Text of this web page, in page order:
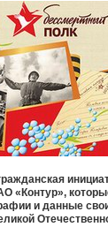
«Контур»,
и данные